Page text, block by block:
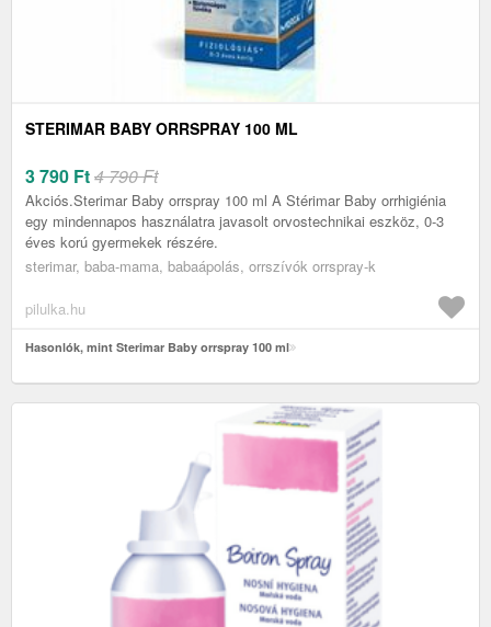
STERIMAR BABY ORRSPRAY 100 ML
3 790 Ft4 790 Ft
Akciós.Sterimar Baby orrspray 100 ml A Stérimar Baby orrhigiénia
egy mindennapos használatra javasolt orvostechnikai eszköz, 0-3
éves korú gyermekek részére.
sterimar, baba-mama, babaápolás, orrszívók orrspray-k
pilulka.hu
Hasonlók, mint Sterimar Baby orrspray 100 ml